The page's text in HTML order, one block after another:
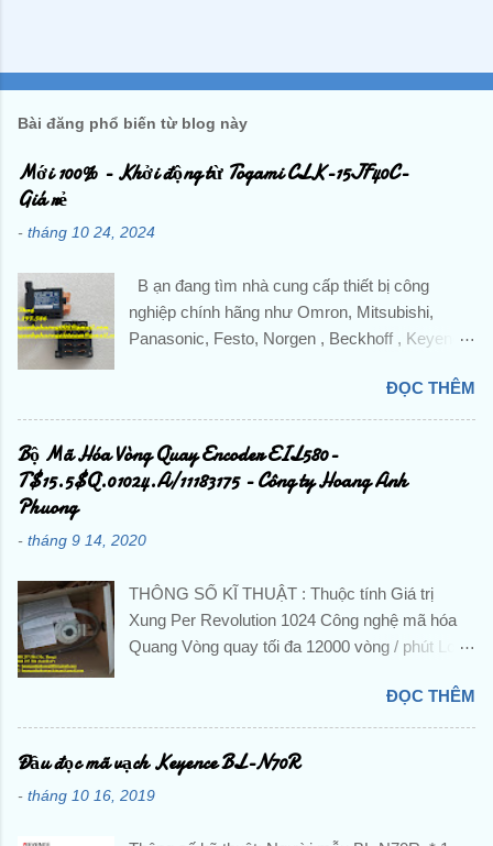
Bài đăng phổ biến từ blog này
Mới 100% - Khởi động từ Togami CLK-15JF40C-
Giá rẻ
- tháng 10 24, 2024
B ạn đang tìm nhà cung cấp thiết bị công
nghiệp chính hãng như Omron, Mitsubishi,
Panasonic, Festo, Norgen , Beckhoff , Keyence
máy? Liên hệ trực tiếp với Công ty TNHH
Hoàng Anh Phương để được hỗ trợ và báo giá
chi tiết . ☘️ Ms. Nguyễn Thuý ☘️ : Điện thoại :
0888.297.586 Hotline: 0906.367.585 Email 1 :
hoanganhphuong008@gmail.com Email 2:
hoanganhphuong.com CÔNG TY TNHH
Khu đô thị TTHC TP Dĩ An, KP. Nhị Đồng 2, P.
Dĩ An, TP. Dĩ An, Tỉnh Bình Dương, Việt Nam
Tu Dong Hoa, DienTu, Thiet Bi Dien, Gia Re,
Chinh Hang, Nhap Khau, Gia Tot, PLC, BienTan,
Cam Bien, Sensor, Bo Dieu Khien, Dong Co,
Servo, Bo Giam Toc, Dau Do, Khoi Mo Rong,
Role, Khoi Dong Tu, Bo Mach, Contactor, CB,
Cau Dao, Van Dien Tu, Co Khi, Khi Nen, Xi
Omron, Norgren, Keyence, Hitachi, Festo, IFM,
ĐỌC THÊM
Bộ Mã Hóa Vòng Quay Encoder EIL580-
T$15.5$Q.01024.A/11183175 - Công ty Hoang Anh
Phuong
- tháng 9 14, 2020
THÔNG SỐ KĨ THUẬT : Thuộc tính Giá trị
Xung Per Revolution 1024 Công nghệ mã hóa
Quang Vòng quay tối đa 12000 vòng / phút Loại
Cung cấp hiệu điện thế 8 → 30 V dc Đường
kính trục 10 mm Đánh giá IP IP65 Chiều rộng
tổng thể 58 Dia.mm Nhiệt độ hoạt động tối thiểu
-40 ° C Nhiệt độ hoạt động tối đa + 85 ° C Kiểu
lắp Kẹp mặt bích Loạt EIL580 Chuyển đổi
ĐỌC THÊM
Đầu đọc mã vạch Keyence BL-N70R
- tháng 10 16, 2019